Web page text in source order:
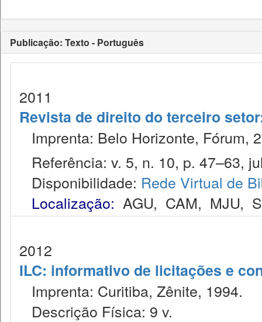
Publicação: Texto - Português
2011
Revista de direito do terceiro
Imprenta: Belo Horizonte, Fórum,
Referência: v. 5, n. 10, p. 47–63,
Disponibilidade: Rede Virtual de
Localização: AGU, CAM, MJU,
2012
ILC: informativo de licitações e
Imprenta: Curitiba, Zênite, 1994.
Descrição Física: 9 v.